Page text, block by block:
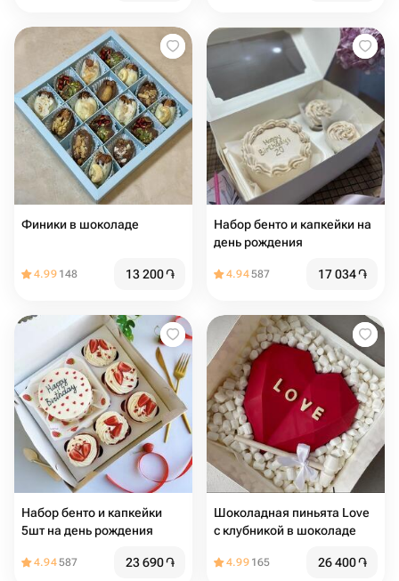
Финики в шоколаде
4.99 148 13 200֏
Набор бенто и капкейки на
день рождения
4.94587 17 034֏
Набор бенто и капкейки
5шт на день рождения
4.94587 23 690֏
Шоколадная пиньята Love
с клубникой в шоколаде
4.99 165 26 400֏